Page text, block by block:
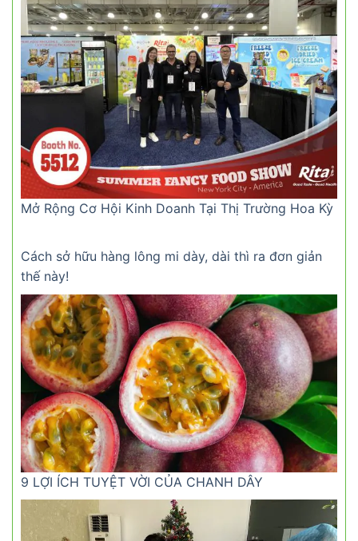
Mở Rộng Cơ Hội Kinh Doanh Tại Thị Trường Hoa Kỳ
Cách sở hữu hàng lông mi dày, dài thì ra đơn giản
thế này!
9 LỢI ÍCH TUYỆT VỜI CỦA CHANH DÂY